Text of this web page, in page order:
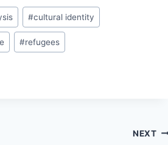
#cultural identity
#refugees
NEXT